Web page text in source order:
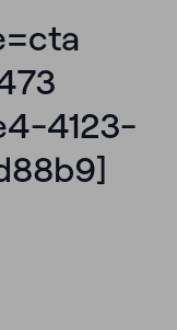
4123-